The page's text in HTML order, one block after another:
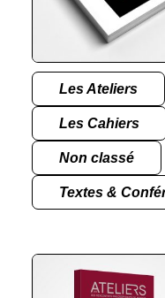
Les Ateliers
Les Cahiers
Non classé
Textes &